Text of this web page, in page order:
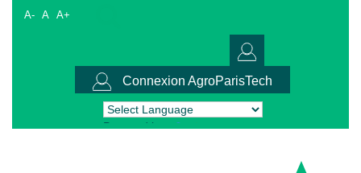
A- A A+
Connexion AgroParisTech
Powered by Translate